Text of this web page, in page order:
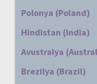
Polonya (Poland)
Hindistan (India)
Avustralya
Brezilya (Brazil)